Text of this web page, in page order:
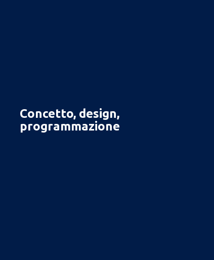
Concetto, design,
programmazione